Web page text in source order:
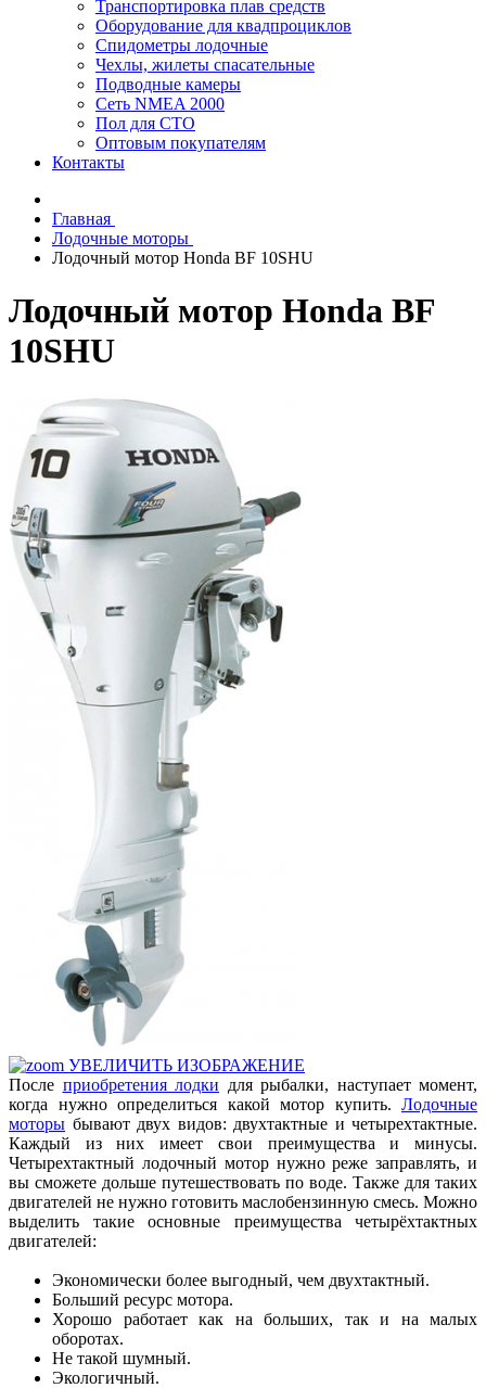
Транспортировка плав средств
Оборудование для квадпроциклов
Спидометры лодочные
Чехлы, жилеты спасательные
Подводные камеры
Сеть NMEA 2000
Пол для СТО
Оптовым покупателям
Контакты
Главная
Лодочные моторы
Лодочный мотор Honda BF 10SHU
Лодочный мотор Honda BF
10SHU
УВЕЛИЧИТЬ ИЗОБРАЖЕНИЕ
После приобретения лодки для рыбалки, наступает момент,
когда нужно определиться какой мотор купить. Лодочные
моторы бывают двух видов: двухтактные и четырехтактные.
Каждый из них имеет свои преимущества и минусы.
Четырехтактный лодочный мотор нужно реже заправлять, и
вы сможете дольше путешествовать по воде. Также для таких
двигателей не нужно готовить маслобензинную смесь. Можно
выделить такие основные преимущества четырёхтактных
двигателей:
Экономически более выгодный, чем двухтактный.
Больший ресурс мотора.
Хорошо работает как на больших, так и на малых
оборотах.
Не такой шумный.
Экологичный.